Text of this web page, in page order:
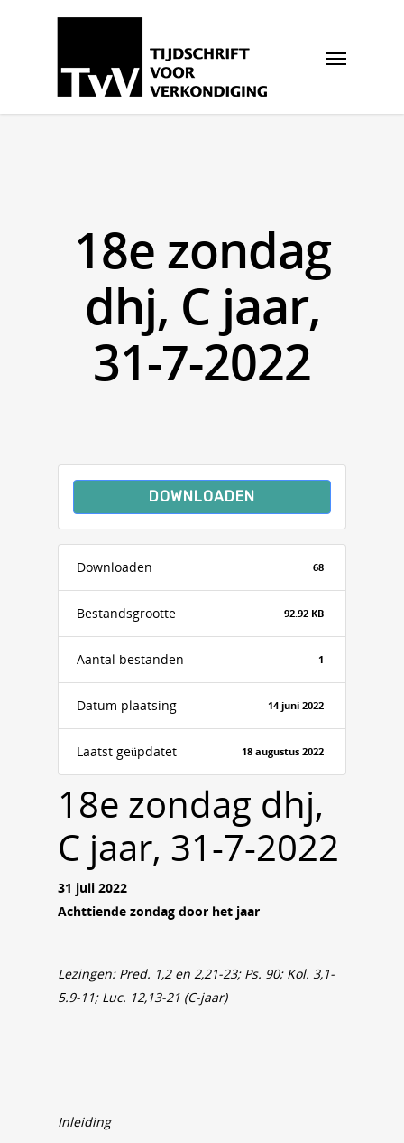
18e zondag
dhj, C jaar,
31-7-2022
DOWNLOADEN
Downloaden 68
Bestandsgrootte 92.92 KB
Aantal bestanden 1
Datum plaatsing 14 juni 2022
Laatst geüpdatet 18 augustus 2022
18e zondag dhj,
C jaar, 31-7-2022
31 juli 2022
Achttiende zondag door het jaar
Lezingen: Pred. 1,2 en 2,21-23; Ps. 90; Kol. 3,1-
5.9-11; Luc. 12,13-21 (C-jaar)
Inleiding